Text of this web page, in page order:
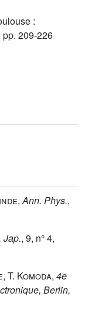
:
pp. 209-226
,Ann. Phys.,
Jap., 9, n° 4,
, T. Komoda, 4e
Berlin,